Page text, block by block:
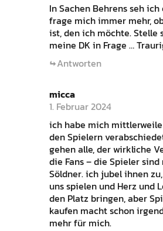
In Sachen Behrens seh
frage mich immer mehr,
ist, den ich möchte. Stelle
meine DK in Frage …
Antworten
micca
1. Februar 2024
ich habe mich
den Spielern
gehen alle, der wirkliche
die Fans – die Spieler
Söldner. ich jubel ihnen
uns spielen und Herz und
den Platz bringen, aber
kaufen macht schon
mehr für mich.